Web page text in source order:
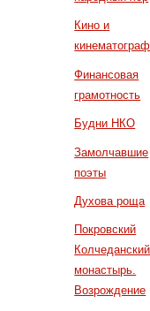
Кино и
кинематограф
Финансовая
грамотность
Будни НКО
Замолчавшие
поэты
Духова роща
Покровский
Колчеданский
монастырь.
Возрождение